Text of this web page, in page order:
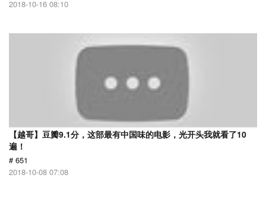
2018-10-16 08:10
【越哥】豆瓣9.1分，这部最有中国味的电影，光开头我就看了10
遍！
# 651
2018-10-08 07:08